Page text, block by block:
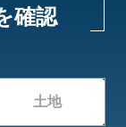
確認
土地